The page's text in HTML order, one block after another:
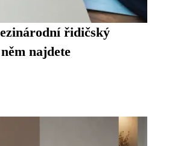
řidičský
najdete